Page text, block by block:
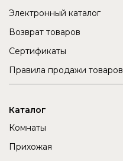
Электронный каталог
Возврат товаров
Сертификаты
Правила продажи товаров
Каталог
Комнаты
Прихожая